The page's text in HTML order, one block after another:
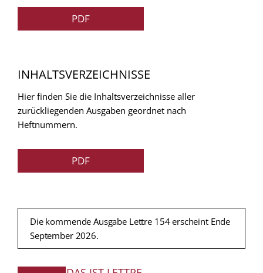
PDF
INHALTSVERZEICHNISSE
Hier finden Sie die Inhaltsverzeichnisse aller
zurückliegenden Ausgaben geordnet nach
Heftnummern.
PDF
Die kommende Ausgabe Lettre 154 erscheint Ende
September 2026.